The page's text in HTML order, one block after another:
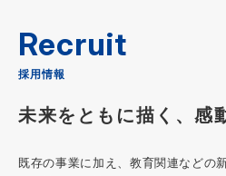
Recruit
採用情報
未来をともに描く、感
既存の事業に加え、教育関連などの